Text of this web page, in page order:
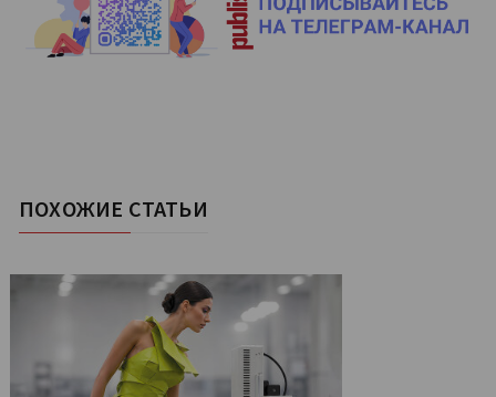
ПОХОЖИЕ СТАТЬИ